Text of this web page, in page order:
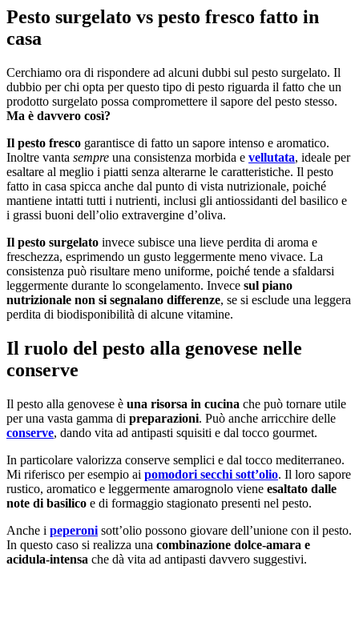
Pesto surgelato vs pesto fresco fatto in
casa
Cerchiamo ora di rispondere ad alcuni dubbi sul pesto surgelato. Il
dubbio per chi opta per questo tipo di pesto riguarda il fatto che un
prodotto surgelato possa compromettere il sapore del pesto stesso.
Ma è davvero così?
Il pesto fresco garantisce di fatto un sapore intenso e aromatico.
Inoltre vanta sempre una consistenza morbida e vellutata, ideale per
esaltare al meglio i piatti senza alterarne le caratteristiche. Il pesto
fatto in casa spicca anche dal punto di vista nutrizionale, poiché
mantiene intatti tutti i nutrienti, inclusi gli antiossidanti del basilico e
i grassi buoni dell’olio extravergine d’oliva.
Il pesto surgelato invece subisce una lieve perdita di aroma e
freschezza, esprimendo un gusto leggermente meno vivace. La
consistenza può risultare meno uniforme, poiché tende a sfaldarsi
leggermente durante lo scongelamento. Invece sul piano
nutrizionale non si segnalano differenze, se si esclude una leggera
perdita di biodisponibilità di alcune vitamine.
Il ruolo del pesto alla genovese nelle
conserve
Il pesto alla genovese è una risorsa in cucina che può tornare utile
per una vasta gamma di preparazioni. Può anche arricchire delle
conserve, dando vita ad antipasti squisiti e dal tocco gourmet.
In particolare valorizza conserve semplici e dal tocco mediterraneo.
Mi riferisco per esempio ai pomodori secchi sott’olio. Il loro sapore
rustico, aromatico e leggermente amarognolo viene esaltato dalle
note di basilico e di formaggio stagionato presenti nel pesto.
Anche i peperoni sott’olio possono giovare dell’unione con il pesto.
In questo caso si realizza una combinazione dolce-amara e
acidula-intensa che dà vita ad antipasti davvero suggestivi.